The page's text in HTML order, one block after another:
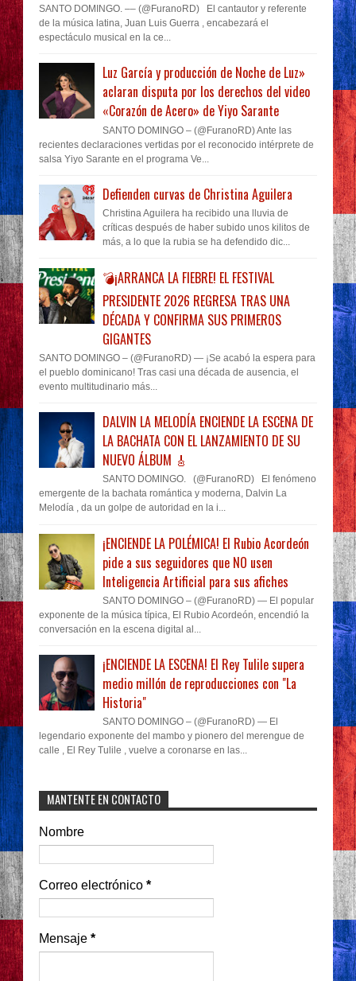
SANTO DOMINGO. –– (@FuranoRD) El cantautor y referente
de la música latina, Juan Luis Guerra , encabezará el
espectáculo musical en la ce...
Luz García y producción de Noche de Luz»
aclaran disputa por los derechos del video
«Corazón de Acero» de Yiyo Sarante
SANTO DOMINGO – (@FuranoRD) Ante las
recientes declaraciones vertidas por el reconocido intérprete de
salsa Yiyo Sarante en el programa Ve...
Defienden curvas de Christina Aguilera
Christina Aguilera ha recibido una lluvia de
críticas después de haber subido unos kilitos de
más, a lo que la rubia se ha defendido dic...
💣¡ARRANCA LA FIEBRE! EL FESTIVAL
PRESIDENTE 2026 REGRESA TRAS UNA
DÉCADA Y CONFIRMA SUS PRIMEROS
GIGANTES
SANTO DOMINGO – (@FuranoRD) — ¡Se acabó la espera para
el pueblo dominicano! Tras casi una década de ausencia, el
evento multitudinario más...
DALVIN LA MELODÍA ENCIENDE LA ESCENA DE
LA BACHATA CON EL LANZAMIENTO DE SU
NUEVO ÁLBUM 🎸
SANTO DOMINGO. (@FuranoRD) El fenómeno
emergente de la bachata romántica y moderna, Dalvin La
Melodía , da un golpe de autoridad en la i...
¡ENCIENDE LA POLÉMICA! El Rubio Acordeón
pide a sus seguidores que NO usen
Inteligencia Artificial para sus afiches
SANTO DOMINGO – (@FuranoRD) — El popular
exponente de la música típica, El Rubio Acordeón, encendió la
conversación en la escena digital al...
¡ENCIENDE LA ESCENA! El Rey Tulile supera
medio millón de reproducciones con "La
Historia"
SANTO DOMINGO – (@FuranoRD) — El
legendario exponente del mambo y pionero del merengue de
calle , El Rey Tulile , vuelve a coronarse en las...
MANTENTE EN CONTACTO
Nombre
Correo electrónico *
Mensaje *